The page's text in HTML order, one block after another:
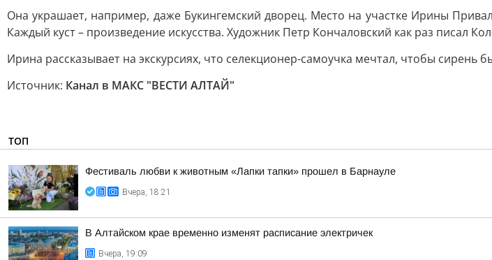
Она украшает, например, даже Букингемский дворец. Место на участке Ирины
Каждый куст – произведение искусства. Художник Петр Кончаловский как раз писал
Ирина рассказывает на экскурсиях, что селекционер-самоучка мечтал, чтобы сирень
Источник: Канал в МАКС "ВЕСТИ АЛТАЙ"
ТОП
Фестиваль любви к животным «Лапки тапки» прошел в Барнауле
Вчера, 18:21
В Алтайском крае временно изменят расписание электричек
Вчера, 19:09